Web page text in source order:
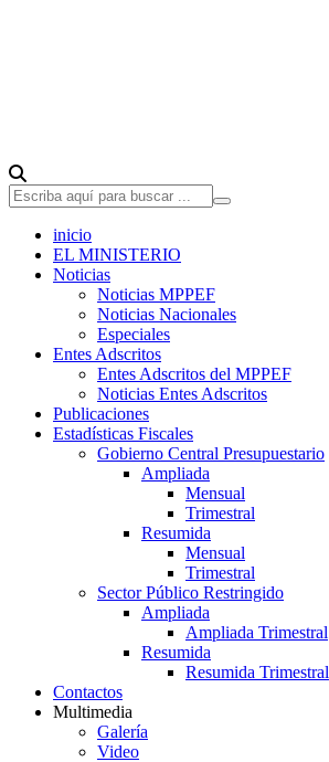
inicio
EL MINISTERIO
Noticias
Noticias MPPEF
Noticias Nacionales
Especiales
Entes Adscritos
Entes Adscritos del MPPEF
Noticias Entes Adscritos
Publicaciones
Estadísticas Fiscales
Gobierno Central Presupuestario
Ampliada
Mensual
Trimestral
Resumida
Mensual
Trimestral
Sector Público Restringido
Ampliada
Ampliada Trimestral
Resumida
Resumida Trimestral
Contactos
Multimedia
Galería
Video